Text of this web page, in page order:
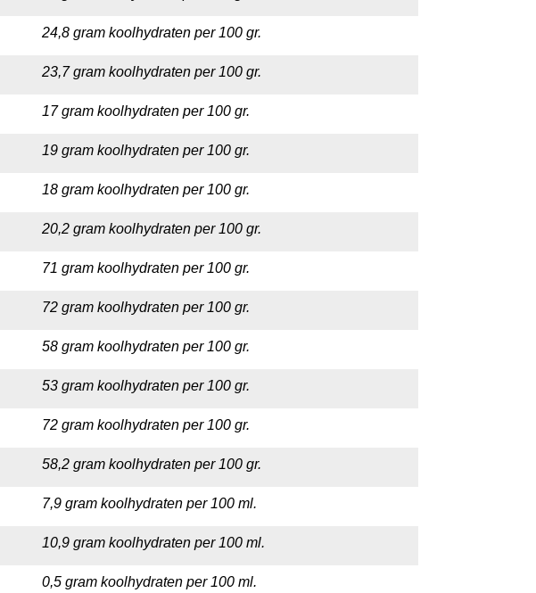
24,8 gram koolhydraten per 100 gr.
23,7 gram koolhydraten per 100 gr.
17 gram koolhydraten per 100 gr.
19 gram koolhydraten per 100 gr.
18 gram koolhydraten per 100 gr.
20,2 gram koolhydraten per 100 gr.
71 gram koolhydraten per 100 gr.
72 gram koolhydraten per 100 gr.
58 gram koolhydraten per 100 gr.
53 gram koolhydraten per 100 gr.
72 gram koolhydraten per 100 gr.
58,2 gram koolhydraten per 100 gr.
7,9 gram koolhydraten per 100 ml.
10,9 gram koolhydraten per 100 ml.
0,5 gram koolhydraten per 100 ml.